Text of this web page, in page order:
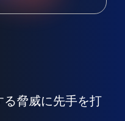
る脅威に先手を打